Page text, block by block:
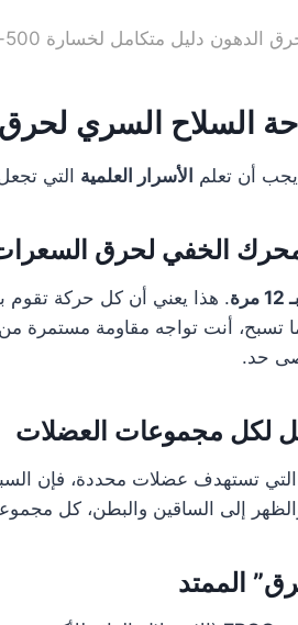
متكامل لخسارة 500-700 سعرة في الجلسة الواحدة
السلاح السري
أن تعلم الأسرار العلمية التي
. هذا يعني أن كل حركة تقوم
تسبح، أنت تواجه مقاومة مستمرة
حد.
تستهدف عضلات محددة، فإن
إلى الساقين والبطن، كل